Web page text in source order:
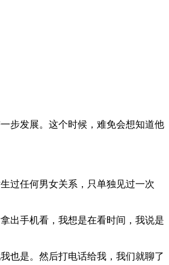
步发展。这个时候，难免会想知道他
过任何男女关系，只单独见过一次
出手机看，我想是在看时间，我说是
也是。然后打电话给我，我们就聊了